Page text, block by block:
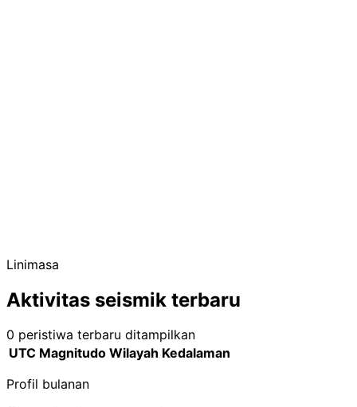
Linimasa
Aktivitas seismik terbaru
0 peristiwa terbaru ditampilkan
UTC Magnitudo Wilayah Kedalaman
Profil bulanan